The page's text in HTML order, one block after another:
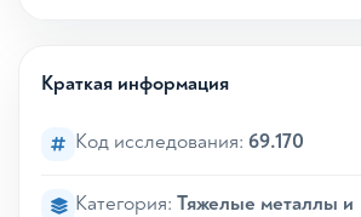
Краткая информация
Код исследования: 69.170
Категория: Тяжелые металлы и